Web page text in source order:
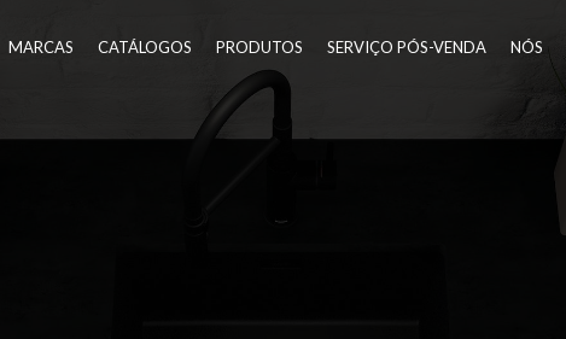
MARCAS CATÁLOGOS PRODUTOS SERVIÇO PÓS-VENDA NÓS